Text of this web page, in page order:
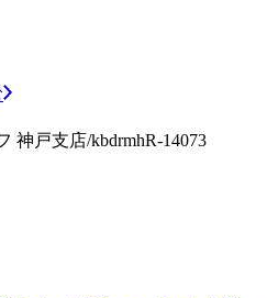
神戸支店/kbdrmhR-14073